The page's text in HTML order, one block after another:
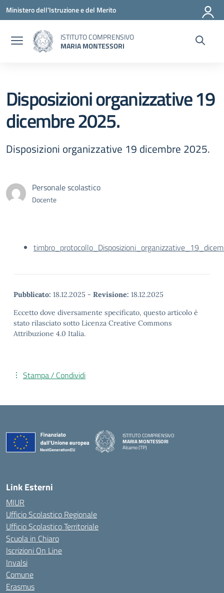
Vai ai contenuti
Vai al menu di navigazione
Vai al footer
Ministero dell'Istruzione e del Merito
ISTITUTO COMPRENSIVO
MARIA MONTESSORI
Disposizioni organizzative 19
dicembre 2025.
Disposizioni organizzative 19 dicembre 2025.
Personale scolastico
Docente
Pubblicato: 18.12.2025 - Revisione: 18.12.2025
Eccetto dove diversamente specificato, questo articolo è
stato rilasciato sotto Licenza Creative Commons
Attribuzione 4.0 Italia.
Stampa / Condividi
ISTITUTO COMPRENSIVO
MARIA MONTESSORI
Alcamo (TP)
Link Esterni
MIUR
Ufficio Scolastico Regionale
Ufficio Scolastico Territoriale
Scuola in Chiaro
Iscrizioni On Line
Invalsi
Comune
Erasmus